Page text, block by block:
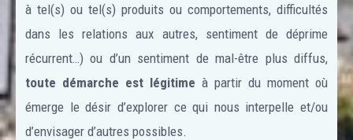
à tel(s) ou tel(s) produits ou comportements, difficultés
dans les relations aux autres, sentiment de déprime
récurrent…) ou d’un sentiment de mal-être plus diffus,
toute démarche est légitime à partir du moment où
émerge le désir d’explorer ce qui nous interpelle et/ou
d’envisager d’autres possibles.